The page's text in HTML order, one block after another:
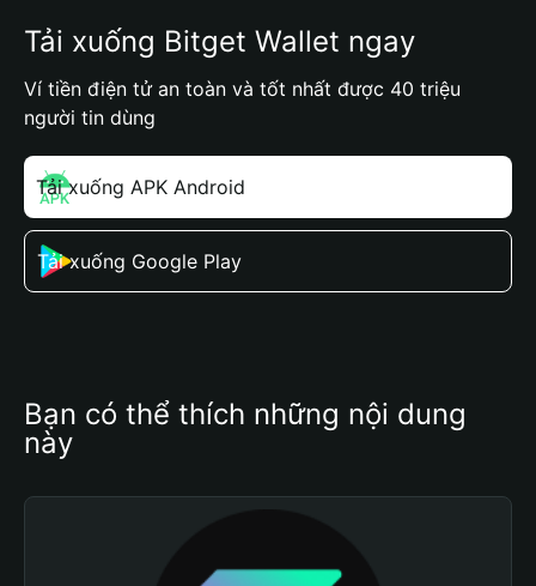
Tải xuống Bitget Wallet ngay
Ví tiền điện tử an toàn và tốt nhất được 40 triệu
người tin dùng
Tải xuống APK Android
Tải xuống Google Play
Bạn có thể thích những nội dung
này